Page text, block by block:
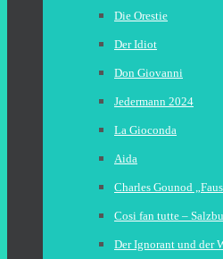
Die Orestie
Der Idiot
Don Giovanni
Jedermann 2024
La Gioconda
Aida
Charles Gounod
Cosi fan tutte –
Der Ignorant und der